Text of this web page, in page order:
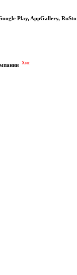
Play, AppGallery,
Хит